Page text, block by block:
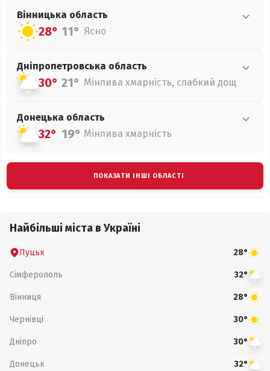
Вінницька область
28° 11° Ясно
Дніпропетровська область
30° 21° Мінлива хмарність, слабкий дощ
Донецька область
32° 19° Мінлива хмарність
ПОКАЗАТИ ІНШІ ОБЛАСТІ
Найбільші міста в Україні
Луцьк 28°
Сімферополь 32°
Вінниця 28°
Чернівці 30°
Дніпро 30°
Донецьк 32°